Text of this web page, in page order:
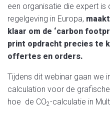
een organisatie die expert is
regelgeving in Europa,
klaar om de ‘carbon
print opdracht precies te
offertes en orders.
Tijdens dit webinar gaan we
calculation voor de
hoe de CO2-calculatie in